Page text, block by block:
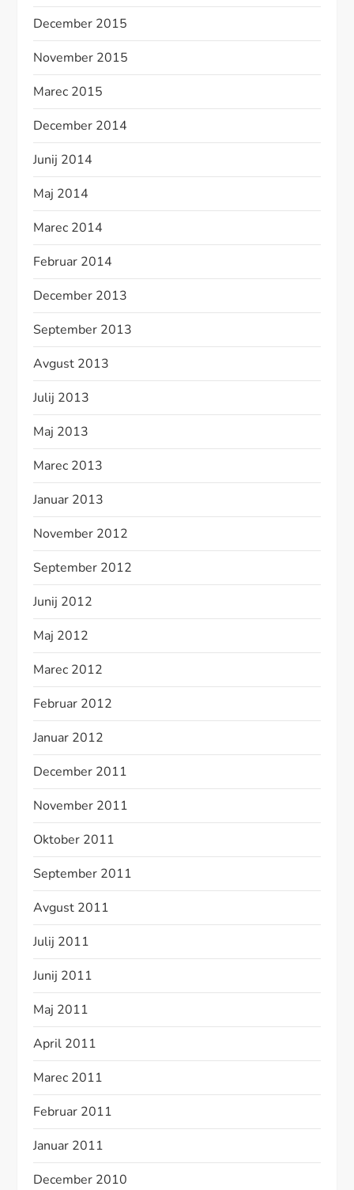
December 2015
November 2015
Marec 2015
December 2014
Junij 2014
Maj 2014
Marec 2014
Februar 2014
December 2013
September 2013
Avgust 2013
Julij 2013
Maj 2013
Marec 2013
Januar 2013
November 2012
September 2012
Junij 2012
Maj 2012
Marec 2012
Februar 2012
Januar 2012
December 2011
November 2011
Oktober 2011
September 2011
Avgust 2011
Julij 2011
Junij 2011
Maj 2011
April 2011
Marec 2011
Februar 2011
Januar 2011
December 2010